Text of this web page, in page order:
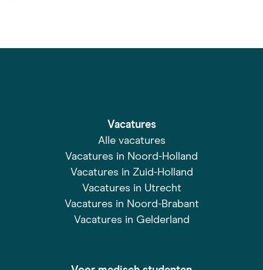
Vacatures
Alle vacatures
Vacatures in Noord-Holland
Vacatures in Zuid-Holland
Vacatures in Utrecht
Vacatures in Noord-Brabant
Vacatures in Gelderland